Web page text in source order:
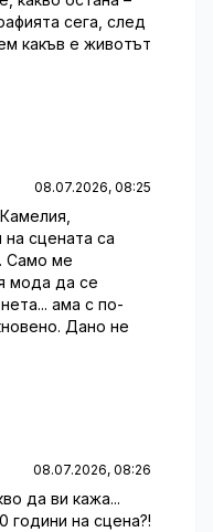
сега, след
какъв е животът
08.07.2026, 08:25
сцената са
Само ме
мода да се
ама с по-
Дано не
08.07.2026, 08:26
да ви кажа...
години на сцена?!